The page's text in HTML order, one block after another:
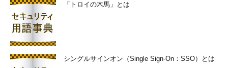
「トロイの木馬」とは
シングルサインオン（Single Sign-On：SSO）とは